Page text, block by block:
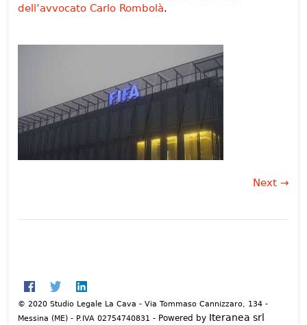
dell’avvocato Carlo Rombolà.
Next →
© 2020 Studio Legale La Cava - Via Tommaso Cannizzaro, 134 -
Messina (ME) - P.IVA 02754740831 - Powered by Iteranea srl